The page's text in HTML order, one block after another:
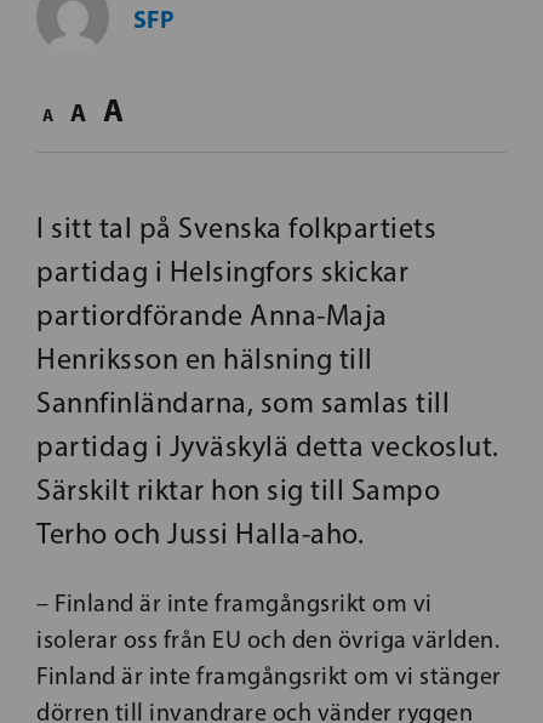
SFP
A A A
I sitt tal på Svenska folkpartiets
partidag i Helsingfors skickar
partiordförande Anna-Maja
Henriksson en hälsning till
Sannfinländarna, som samlas till
partidag i Jyväskylä detta veckoslut.
Särskilt riktar hon sig till Sampo
Terho och Jussi Halla-aho.
– Finland är inte framgångsrikt om vi
isolerar oss från EU och den övriga världen.
Finland är inte framgångsrikt om vi stänger
dörren till invandrare och vänder ryggen